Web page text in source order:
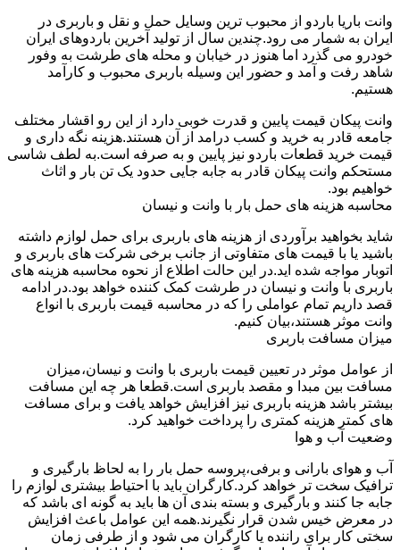
وانت باریا باردو از محبوب ترین وسایل حمل و نقل و باربری در
ایران به شمار می رود.چندین سال از تولید آخرین باردوهای ایران
خودرو می گذرد اما هنوز در خیابان و محله های طرشت به وفور
شاهد رفت و آمد و حضور این وسیله باربری محبوب و کارآمد
هستیم.
وانت پیکان قیمت پایین و قدرت خوبی دارد از این رو اقشار مختلف
جامعه قادر به خرید و کسب درامد از آن هستند.هزینه نگه داری و
قیمت خرید قطعات باردو نیز پایین و به صرفه است.به لطف شاسی
مستحکم وانت پیکان قادر به جابه جایی حدود یک تن بار و اثاث
خواهیم بود.
محاسبه هزینه های حمل بار با وانت و نیسان
شاید بخواهید برآوردی از هزینه های باربری برای حمل لوازم داشته
باشید یا با قیمت های متفاوتی از جانب برخی شرکت های باربری و
اتوبار مواجه شده اید.در این حالت اطلاع از نحوه محاسبه هزینه های
باربری با وانت و نیسان در طرشت کمک کننده خواهد بود.در ادامه
قصد داریم تمام عواملی را که در محاسبه قیمت باربری با انواع
وانت موثر هستند،بیان کنیم.
میزان مسافت باربری
از عوامل موثر در تعیین قیمت باربری با وانت و نیسان،میزان
مسافت بین مبدا و مقصد باربری است.قطعا هر چه این مسافت
بیشتر باشد هزینه باربری نیز افزایش خواهد یافت و برای مسافت
های کمتر هزینه کمتری را پرداخت خواهید کرد.
وضعیت آب و هوا
آب و هوای بارانی و برفی،پروسه حمل بار را به لحاظ بارگیری و
ترافیک سخت تر خواهد کرد.کارگران باید با احتیاط بیشتری لوازم را
جابه جا کنند و بارگیری و بسته بندی آن ها باید به گونه ای باشد که
در معرض خیس شدن قرار نگیرند.همه این عوامل باعث افزایش
سختی کار برای راننده یا کارگران می شود و از طرفی زمان